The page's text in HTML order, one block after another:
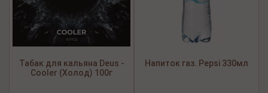
Табак для кальяна Deus -
Cooler (Холод) 100г
Напиток газ. Pepsi 330мл